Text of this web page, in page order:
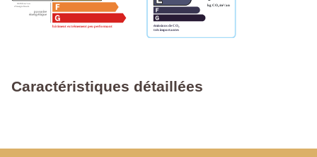
Caractéristiques détaillées